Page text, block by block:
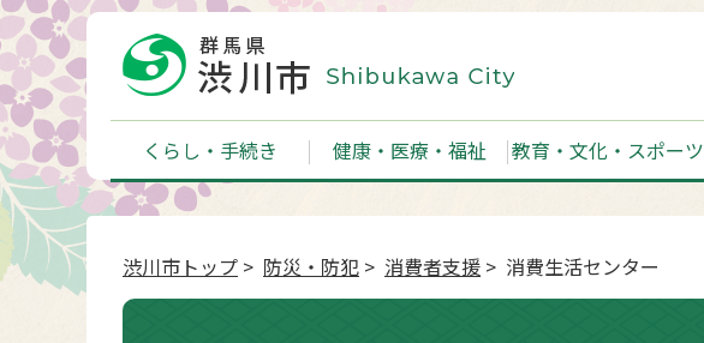
くらし・手続き 健康・医療・福祉 教育・文化・スポーツ
渋川市トップ > 防災・防犯 > 消費者支援 > 消費生活センター